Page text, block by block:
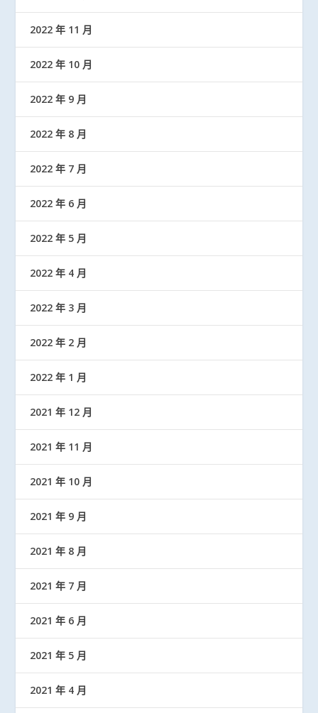
2022 年 11 月
2022 年 10 月
2022 年 9 月
2022 年 8 月
2022 年 7 月
2022 年 6 月
2022 年 5 月
2022 年 4 月
2022 年 3 月
2022 年 2 月
2022 年 1 月
2021 年 12 月
2021 年 11 月
2021 年 10 月
2021 年 9 月
2021 年 8 月
2021 年 7 月
2021 年 6 月
2021 年 5 月
2021 年 4 月